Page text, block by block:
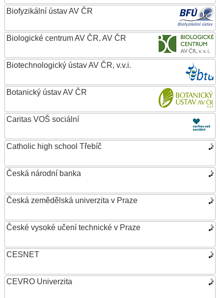
Biofyzikální ústav AV ČR
Biologické centrum AV ČR, AV ČR
Biotechnologický ústav AV ČR, v.v.i.
Botanický ústav AV ČR
Caritas VOŠ sociální
Catholic high school Třebíč
Česká národní banka
Česká zemědělská univerzita v Praze
České vysoké učení technické v Praze
CESNET
CEVRO Univerzita